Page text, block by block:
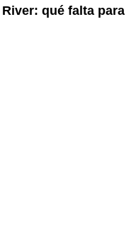
qué falta para